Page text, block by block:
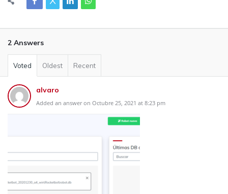
2 Answers
Voted Oldest Recent
alvaro
Added an answer on Octubre 25, 2021 at 8:23 pm